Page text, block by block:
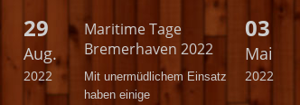
29
Aug.
2022
Maritime Tage
Bremerhaven 2022
Mit unermüdlichem Einsatz
haben einige
03
Mai
2022